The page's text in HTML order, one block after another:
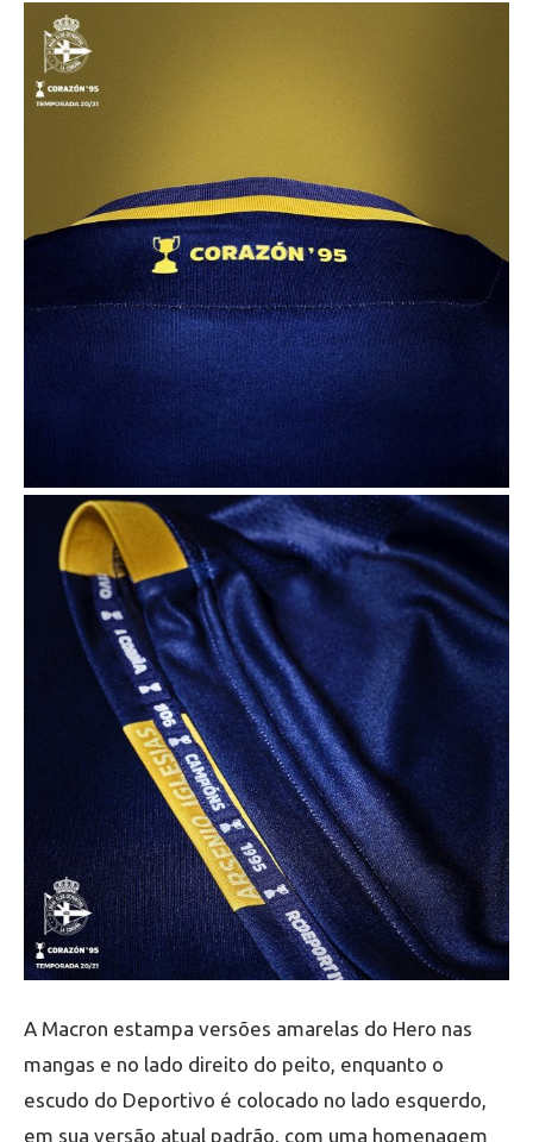
A Macron estampa versões amarelas do Hero nas
mangas e no lado direito do peito, enquanto o
escudo do Deportivo é colocado no lado esquerdo,
em sua versão atual padrão, com uma homenagem